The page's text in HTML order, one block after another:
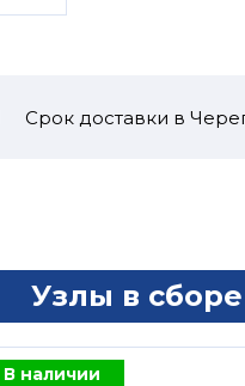
Срок доставки в
Узлы в сборе
В наличии